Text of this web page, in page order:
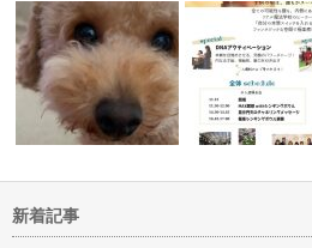
あと２日！5/11(土)名古屋で
新着記事